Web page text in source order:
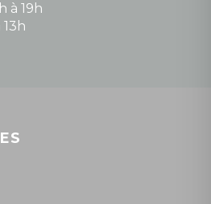
à 19h
à 13h / 14h à 19h